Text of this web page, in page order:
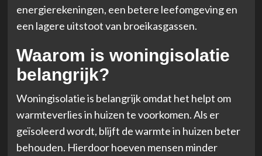
energierekeningen, een betere leefomgeving en
een lagere uitstoot van broeikasgassen.
Waarom is woningisolatie
belangrijk?
Woningisolatie is belangrijk omdat het helpt om
warmteverlies in huizen te voorkomen. Als er
geïsoleerd wordt, blijft de warmte in huizen beter
behouden. Hierdoor hoeven mensen minder